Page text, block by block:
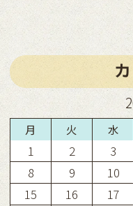
月 火 水
1 2 3
8
9 10
15
16 17